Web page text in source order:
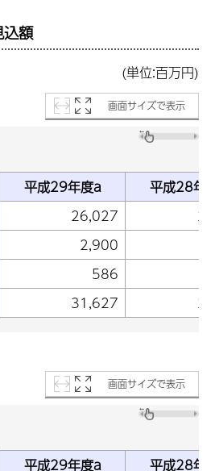
額
(単位:百万円)
画面サイズで表示
平成29年度a
平成28年
26,027
2,900
586
31,627
画面サイズで表示
平成29年度a 平成28年